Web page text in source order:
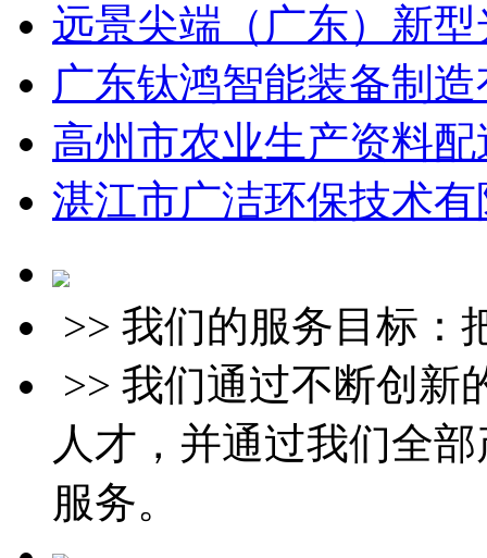
远景尖端（广东）新
广东钛鸿智能装备制
高州市农业生产资料
湛江市广洁环保技术
>> 我们的服务目标：
>> 我们通过不断创新
人才，并通过我们全
服务。